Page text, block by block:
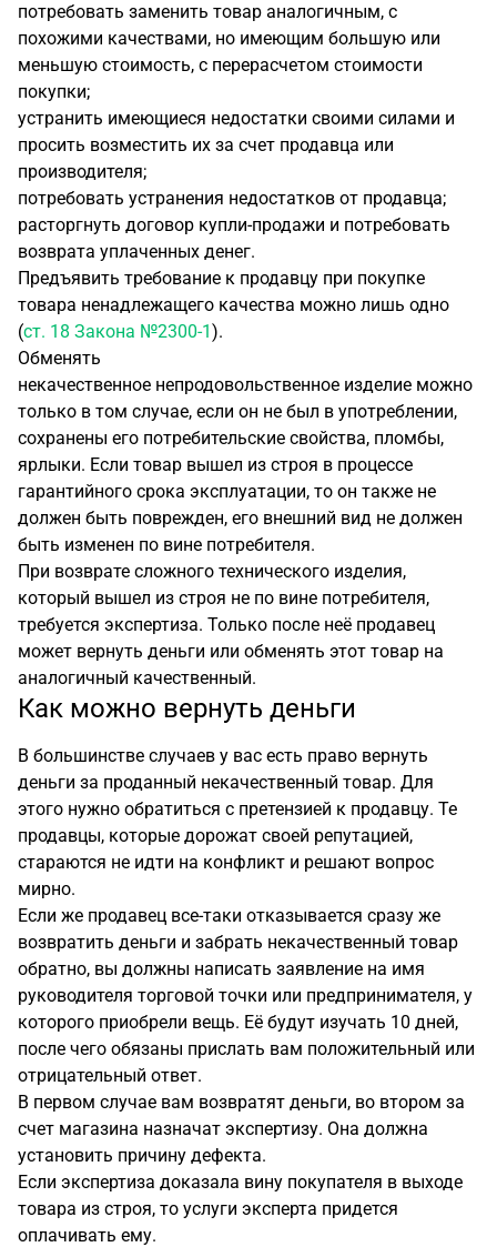
потребовать заменить товар аналогичным, с
похожими качествами, но имеющим большую или
меньшую стоимость, с перерасчетом стоимости
покупки;
устранить имеющиеся недостатки своими силами и
просить возместить их за счет продавца или
производителя;
потребовать устранения недостатков от продавца;
расторгнуть договор купли-продажи и потребовать
возврата уплаченных денег.
Предъявить требование к продавцу при покупке
товара ненадлежащего качества можно лишь одно
(ст. 18 Закона №2300-1).
Обменять
некачественное непродовольственное изделие можно
только в том случае, если он не был в употреблении,
сохранены его потребительские свойства, пломбы,
ярлыки. Если товар вышел из строя в процессе
гарантийного срока эксплуатации, то он также не
должен быть поврежден, его внешний вид не должен
быть изменен по вине потребителя.
При возврате сложного технического изделия,
который вышел из строя не по вине потребителя,
требуется экспертиза. Только после неё продавец
может вернуть деньги или обменять этот товар на
аналогичный качественный.
Как можно вернуть деньги
В большинстве случаев у вас есть право вернуть
деньги за проданный некачественный товар. Для
этого нужно обратиться с претензией к продавцу. Те
продавцы, которые дорожат своей репутацией,
стараются не идти на конфликт и решают вопрос
мирно.
Если же продавец все-таки отказывается сразу же
возвратить деньги и забрать некачественный товар
обратно, вы должны написать заявление на имя
руководителя торговой точки или предпринимателя, у
которого приобрели вещь. Её будут изучать 10 дней,
после чего обязаны прислать вам положительный или
отрицательный ответ.
В первом случае вам возвратят деньги, во втором за
счет магазина назначат экспертизу. Она должна
установить причину дефекта.
Если экспертиза доказала вину покупателя в выходе
товара из строя, то услуги эксперта придется
оплачивать ему.